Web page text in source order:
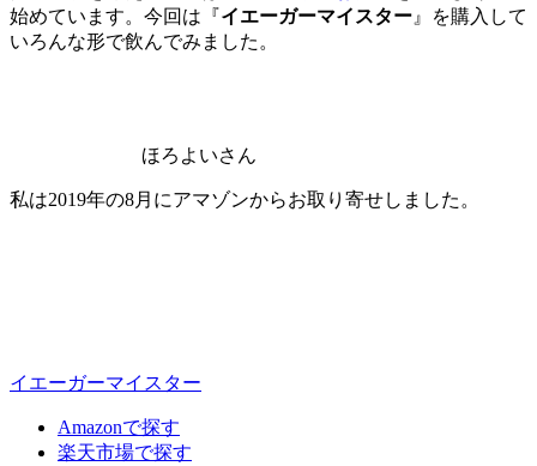
始めています。今回は『イエーガーマイスター 』を購入して
いろんな形で飲んでみました。
ほろよいさん
私は2019年の8月にアマゾンからお取り寄せしました。
イエーガーマイスター
Amazonで探す
楽天市場で探す